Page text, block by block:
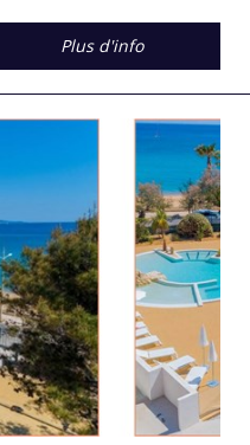
Plus d'info